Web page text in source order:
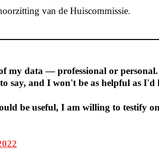
van de Huiscommissie.
my data — professional or personal.
say, and I won't be as helpful as I'd
be useful, I am willing to testify